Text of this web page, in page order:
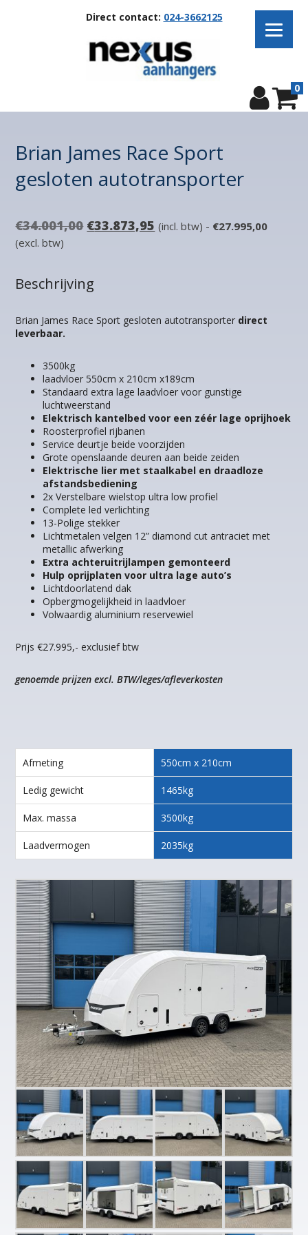
Direct contact: 024-3662125
0
Brian James Race Sport
gesloten autotransporter
€34.001,00 Oorspronkelijke
€33.873,95 Huidige
(incl. btw) - €27.995,00
(excl. btw)
Beschrijving
Brian James Race Sport gesloten autotransporter direct
leverbaar.
3500kg
laadvloer 550cm x 210cm x189cm
Standaard extra lage laadvloer voor gunstige
luchtweerstand
Elektrisch kantelbed voor een zéér lage oprijhoek
Roosterprofiel rijbanen
Service deurtje beide voorzijden
Grote openslaande deuren aan beide zeiden
Elektrische lier met staalkabel en draadloze
afstandsbediening
2x Verstelbare wielstop ultra low profiel
Complete led verlichting
13-Polige stekker
Lichtmetalen velgen 12” diamond cut antraciet met
metallic afwerking
Extra achteruitrijlampen gemonteerd
Hulp oprijplaten voor ultra lage auto’s
Lichtdoorlatend dak
Opbergmogelijkheid in laadvloer
Volwaardig aluminium reservewiel
Prijs €27.995,- exclusief btw
genoemde prijzen excl. BTW/leges/afleverkosten
Afmeting 550cm x 210cm
Ledig gewicht 1465kg
Max. massa 3500kg
Laadvermogen 2035kg